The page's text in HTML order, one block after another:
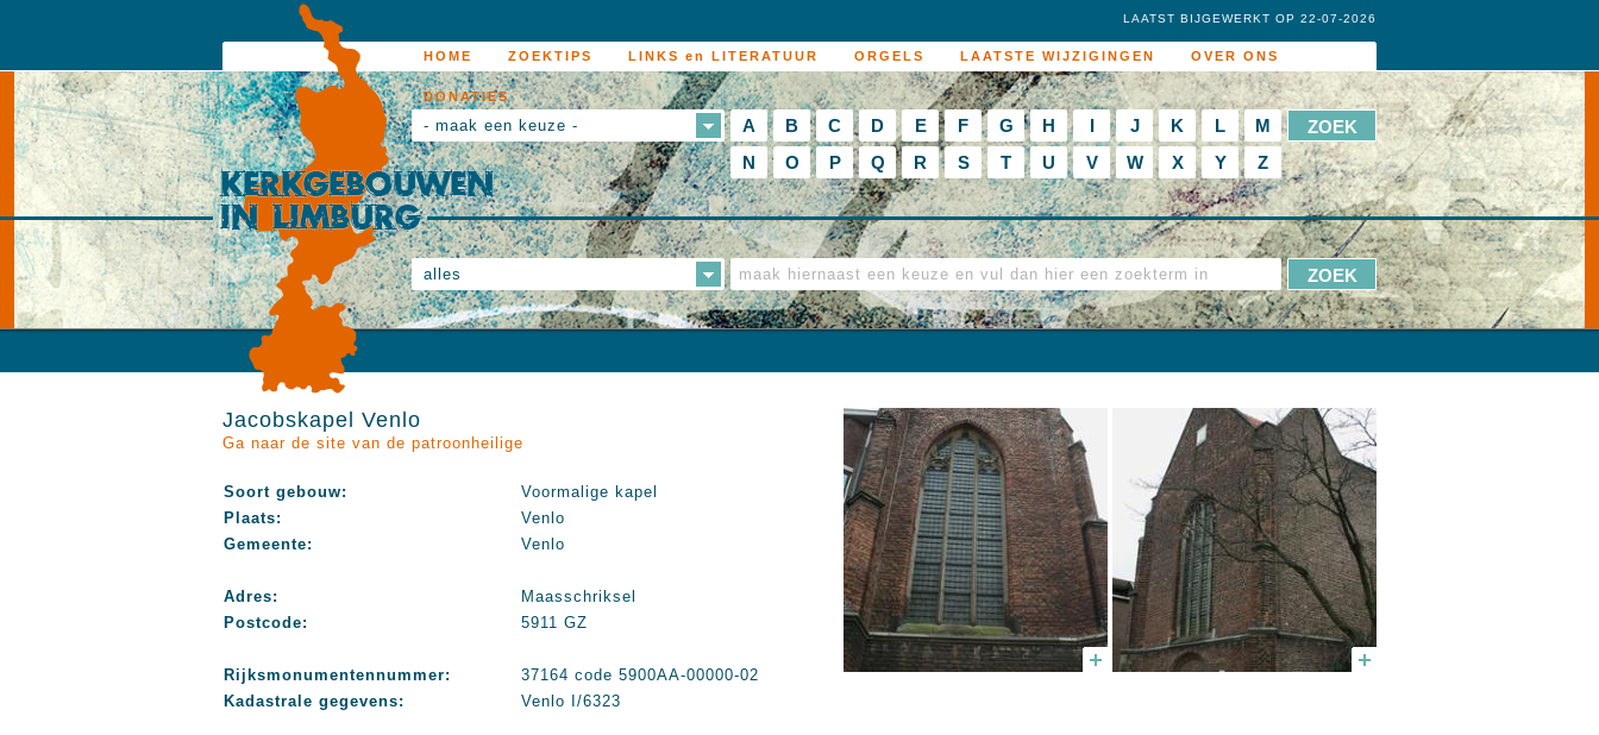
HOME ZOEKTIPS LINKS en LITERATUUR ORGELS LAATSTE WIJZIGINGEN OVER ONS
DONATIES
LAATST BIJGEWERKT OP 22-07-2026
- maak een keuze - A B C D E F G H I J K L
M
N
O P Q R S T U V W X Y Z
alles
Jacobskapel Venlo
Ga naar de site van de patroonheilige
Soort gebouw:
Voormalige kapel
Plaats:
Venlo
Gemeente:
Venlo
Adres:
Maasschriksel
Postcode:
5911 GZ
Rijksmonumentennummer:
37164 code 5900AA-00000-02
Kadastrale gegevens:
Venlo I/6323